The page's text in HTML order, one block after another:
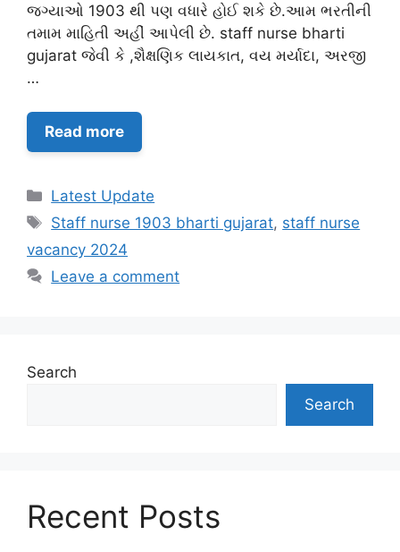
જગ્યાઓ 1903 થી પણ વધારે હોઈ શકે છે.આમ ભરતીની
તમામ માહિતી અહીં આપેલી છે. staff nurse bharti
gujarat જેવી કે ,શૈક્ષણિક લાયકાત, વય મર્યાદા, અરજી
…
Read more
Categories
Latest Update
Tags
Staff nurse 1903 bharti gujarat, staff nurse
vacancy 2024
Leave a comment
Search
Search
Recent Posts